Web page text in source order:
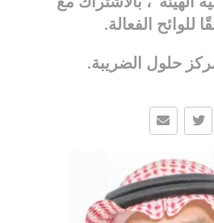
للوائح الفعالة.
حلول الضريبة.